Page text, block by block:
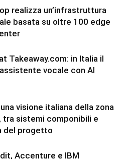
realizza un’infrastruttura
basata su oltre 100 edge
Takeaway.com: in Italia il
vocale con AI
una visione italiana della zona
tra sistemi componibili e
del progetto
Accenture e IBM